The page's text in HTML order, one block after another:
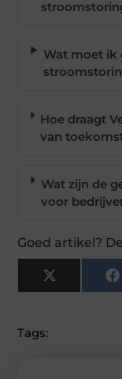
Wat moet ik
Hoe draagt
van
Wat zijn de
voor
Goed artikel?
X
(Twitter)
Tags: